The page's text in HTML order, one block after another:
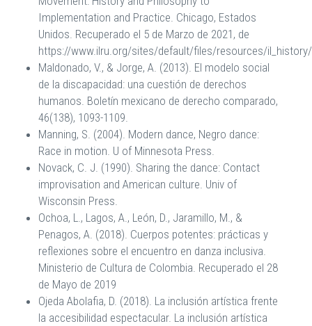
Implementation and Practice. Chicago, Estados
Unidos. Recuperado el 5 de Marzo de 2021, de
https://www.ilru.org/sites/default/files/resources/
Maldonado, V., & Jorge, A. (2013). El modelo social
de la discapacidad: una cuestión de derechos
humanos. Boletín mexicano de derecho comparado,
46(138), 1093-1109.
Manning, S. (2004). Modern dance, Negro dance:
Race in motion. U of Minnesota Press.
Novack, C. J. (1990). Sharing the dance: Contact
improvisation and American culture. Univ of
Wisconsin Press.
Ochoa, L., Lagos, A., León, D., Jaramillo, M., &
Penagos, A. (2018). Cuerpos potentes: prácticas y
reflexiones sobre el encuentro en danza inclusiva.
Ministerio de Cultura de Colombia. Recuperado el 28
de Mayo de 2019
Ojeda Abolafia, D. (2018). La inclusión artística frente
la accesibilidad espectacular. La inclusión artística